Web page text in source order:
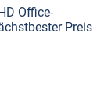
Office-
Preis